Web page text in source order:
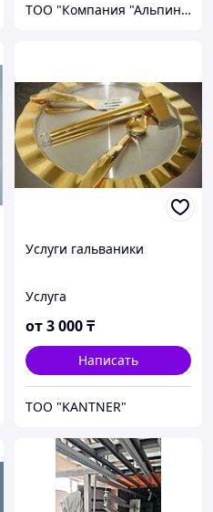
ТОО "Компания "Альпинист-Пром"
Услуги гальваники
Услуга
от3 000₸
Написать
ТОО "KANTNER"